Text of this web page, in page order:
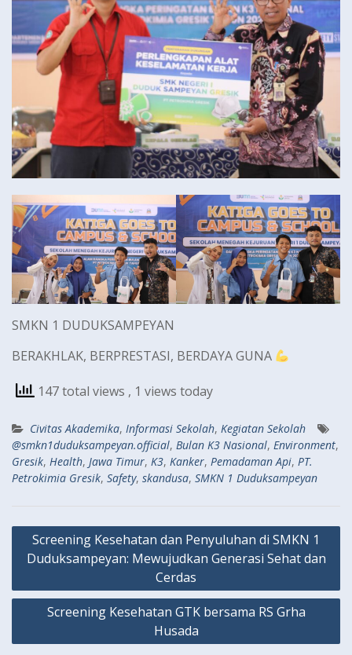
SMKN 1 DUDUKSAMPEYAN
BERAKHLAK, BERPRESTASI, BERDAYA GUNA
147 total views , 1 views today
Civitas Akademika, Informasi Sekolah, Kegiatan Sekolah
@smkn1duduksampeyan.official, Bulan K3 Nasional, Environment,
Gresik, Health, Jawa Timur, K3, Kanker, Pemadaman Api, PT.
Petrokimia Gresik, Safety, skandusa, SMKN 1 Duduksampeyan
Navigasi
pos
Screening Kesehatan dan Penyuluhan di SMKN 1
Duduksampeyan: Mewujudkan Generasi Sehat dan
Cerdas
Screening Kesehatan GTK bersama RS Grha
Husada